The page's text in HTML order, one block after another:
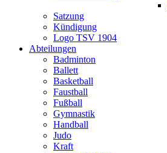
Satzung
Kündigung
Logo TSV 1904
Abteilungen
Badminton
Ballett
Basketball
Faustball
Fußball
Gymnastik
Handball
Judo
Kraft